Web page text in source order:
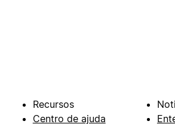
Recursos
Centro de ajuda